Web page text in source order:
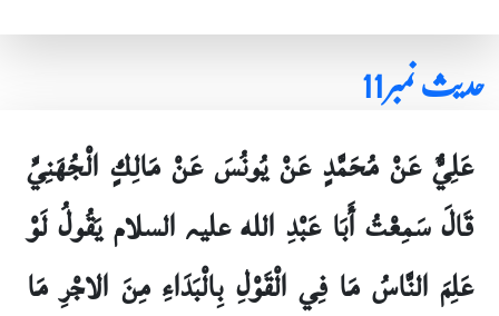
حدیث نمبر 11
عَلِيٌّ عَنْ مُحَمَّدٍ عَنْ يُونُسَ عَنْ مَالِكٍ الْجُهَنِيِّ
قَالَ سَمِعْتُ أَبَا عَبْدِ الله علیہ السلام يَقُولُ لَوْ
عَلِمَ النَّاسُ مَا فِي الْقَوْلِ بِالْبَدَاءِ مِنَ الاجْرِ مَا